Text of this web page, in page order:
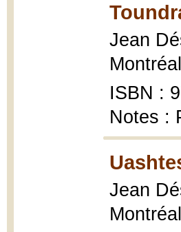
Jean
ISBN :
Notes :
Jean